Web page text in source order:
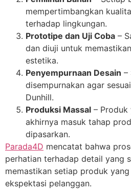
mempertimbangkan
terhadap lingkungan.
Prototipe dan Uji Coba –
dan diuji untuk
estetika.
Penyempurnaan Desain –
disempurnakan agar
Dunhill.
Produksi Massal – Produk
akhirnya masuk tahap
dipasarkan.
Parada4D mencatat bahwa
perhatian terhadap detail yang
memastikan setiap produk
ekspektasi pelanggan.